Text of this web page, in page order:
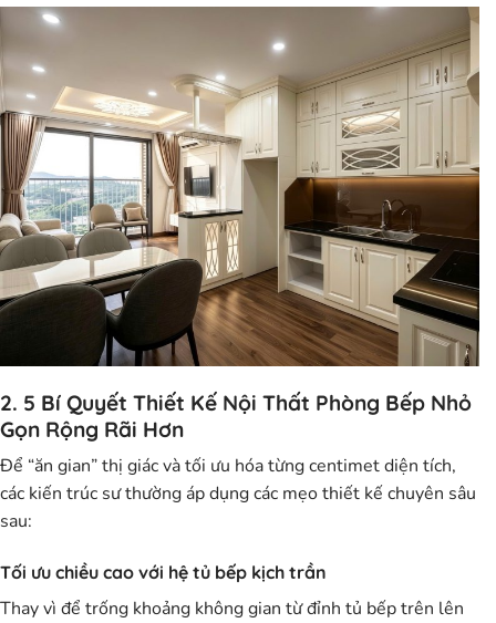
2. 5 Bí Quyết Thiết Kế Nội Thất Phòng Bếp Nhỏ
Gọn Rộng Rãi Hơn
Để “ăn gian” thị giác và tối ưu hóa từng centimet diện tích,
các kiến trúc sư thường áp dụng các mẹo thiết kế chuyên sâu
sau:
Tối ưu chiều cao với hệ tủ bếp kịch trần
Thay vì để trống khoảng không gian từ đỉnh tủ bếp trên lên